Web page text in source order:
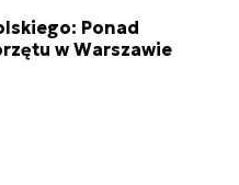
Ponad
w Warszawie